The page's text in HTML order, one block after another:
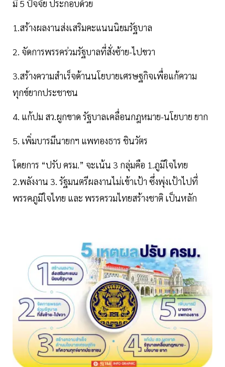
มี 5 ปัจจัย ประกอบด้วย
1.สร้างผลงานส่งเสริมคะแนนนิยมรัฐบาล
2. จัดการพรรคร่วมรัฐบาลที่สั่งซ้าย-ไปขวา
3.สร้างความสําเร็จด้านนโยบายเศรษฐกิจเพื่อแก้ความ
ทุกข์ยากประชาชน
4. แก้ปม สว.ผูกขาด รัฐบาลเคลื่อนกฎหมาย-นโยบาย ยาก
5. เพิ่มบารมีนายกฯ แพทองธาร ชินวัตร
โดยการ “ปรับ ครม.” จะเน้น 3 กลุ่มคือ 1.ภูมิใจไทย
2.พลังงาน 3. รัฐมนตรีผลงานไม่เข้าเป้า ซึ่งพุ่งเป้าไปที่
พรรคภูมิใจไทย และ พรรครวมไทยสร้างชาติ เป็นหลัก